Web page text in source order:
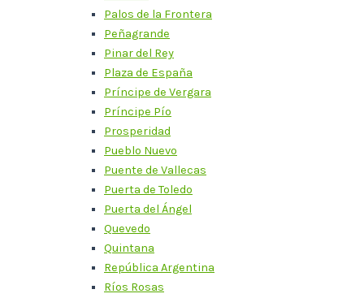
Palos de la Frontera
Peñagrande
Pinar del Rey
Plaza de España
Príncipe de Vergara
Príncipe Pío
Prosperidad
Pueblo Nuevo
Puente de Vallecas
Puerta de Toledo
Puerta del Ángel
Quevedo
Quintana
República Argentina
Ríos Rosas